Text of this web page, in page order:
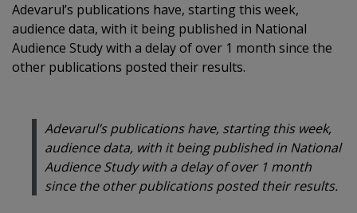
Adevarul’s publications have, starting this week,
audience data, with it being published in National
Audience Study with a delay of over 1 month since the
other publications posted their results.
Adevarul’s publications have, starting this week,
audience data, with it being published in National
Audience Study with a delay of over 1 month
since the other publications posted their results.